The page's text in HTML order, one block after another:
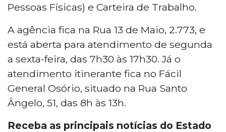
Pessoas Físicas) e Carteira de Trabalho.
A agência fica na Rua 13 de Maio, 2.773, e
está aberta para atendimento de segunda
a sexta-feira, das 7h30 às 17h30. Já o
atendimento itinerante fica no Fácil
General Osório, situado na Rua Santo
Ângelo, 51, das 8h às 13h.
Receba as principais notícias do Estado